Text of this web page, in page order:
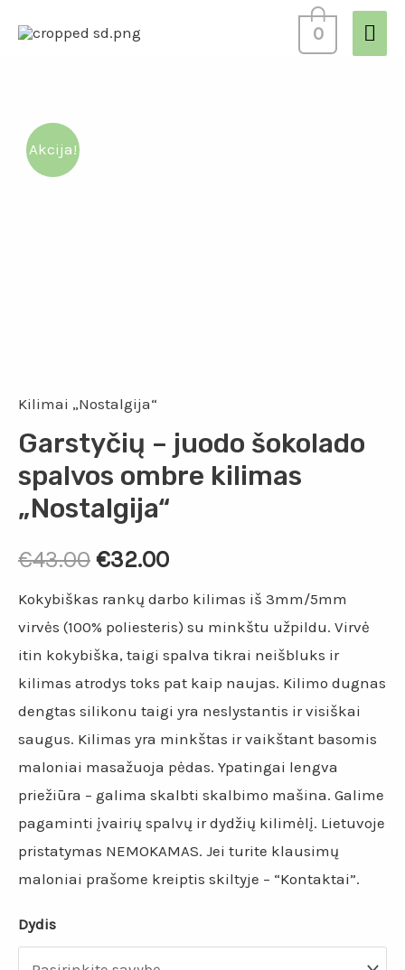
0
Akcija!
Kilimai „Nostalgija“
Garstyčių – juodo šokolado
spalvos ombre kilimas
„Nostalgija“
€43.00 €32.00
Kokybiškas rankų darbo kilimas iš 3mm/5mm
virvės (100% poliesteris) su minkštu užpildu. Virvė
itin kokybiška, taigi spalva tikrai neišbluks ir
kilimas atrodys toks pat kaip naujas. Kilimo dugnas
dengtas silikonu taigi yra neslystantis ir visiškai
saugus. Kilimas yra minkštas ir vaikštant basomis
maloniai masažuoja pėdas. Ypatingai lengva
priežiūra – galima skalbti skalbimo mašina. Galime
pagaminti įvairių spalvų ir dydžių kilimėlį. Lietuvoje
pristatymas NEMOKAMAS. Jei turite klausimų
maloniai prašome kreiptis skiltyje – “Kontaktai”.
Dydis